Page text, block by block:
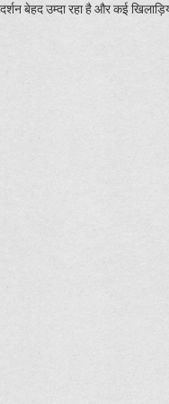
बेहद उम्दा रहा है और कई